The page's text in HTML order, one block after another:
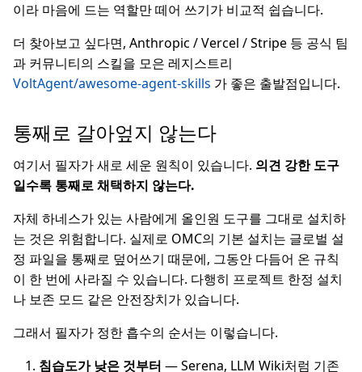
이라 마음에 드는 역할만 떼어 쓰기가 비교적 쉽습니다.
더 찾아보고 싶다면, Anthropic / Vercel / Stripe 등 공식 팀
과 커뮤니티의 스킬을 모은 레지스트리
VoltAgent/awesome-agent-skills 가 좋은 출발점입니다.
통째로 갈아엎지 않는다
여기서 필자가 새로 세운 원칙이 있습니다. 의견 강한 도구
일수록 통째로 채택하지 않는다.
자체 하네스가 있는 사람에게 올인원 도구를 그대로 설치하
는 것은 위험합니다. 실제로 OMC의 기본 설치는 글로벌 설
정 파일을 통째로 덮어쓰기 때문에, 그동안 다듬어 온 규칙
이 한 번에 사라질 수 있습니다. 다행히 프로젝트 한정 설치
나 보존 모드 같은 안전장치가 있습니다.
그래서 필자가 정한 흡수의 순서는 이렇습니다.
침습도가 낮은 것부터 — Serena, LLM Wiki처럼 기존